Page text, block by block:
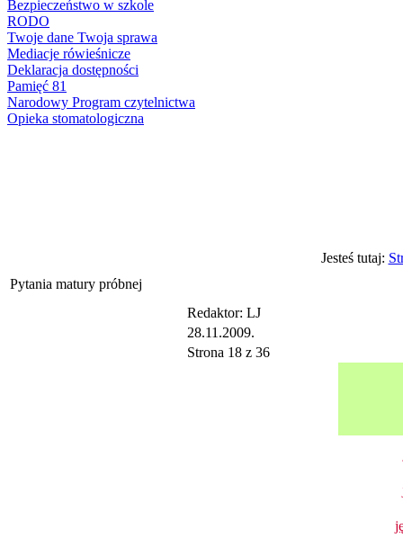
Bezpieczeństwo w szkole
RODO
Twoje dane Twoja sprawa
Mediacje rówieśnicze
Deklaracja dostępności
Pamięć 81
Narodowy Program czytelnictwa
Opieka stomatologiczna
Jesteś tutaj:
Pytania matury próbnej
Redaktor: LJ
28.11.2009.
Strona 18 z 36